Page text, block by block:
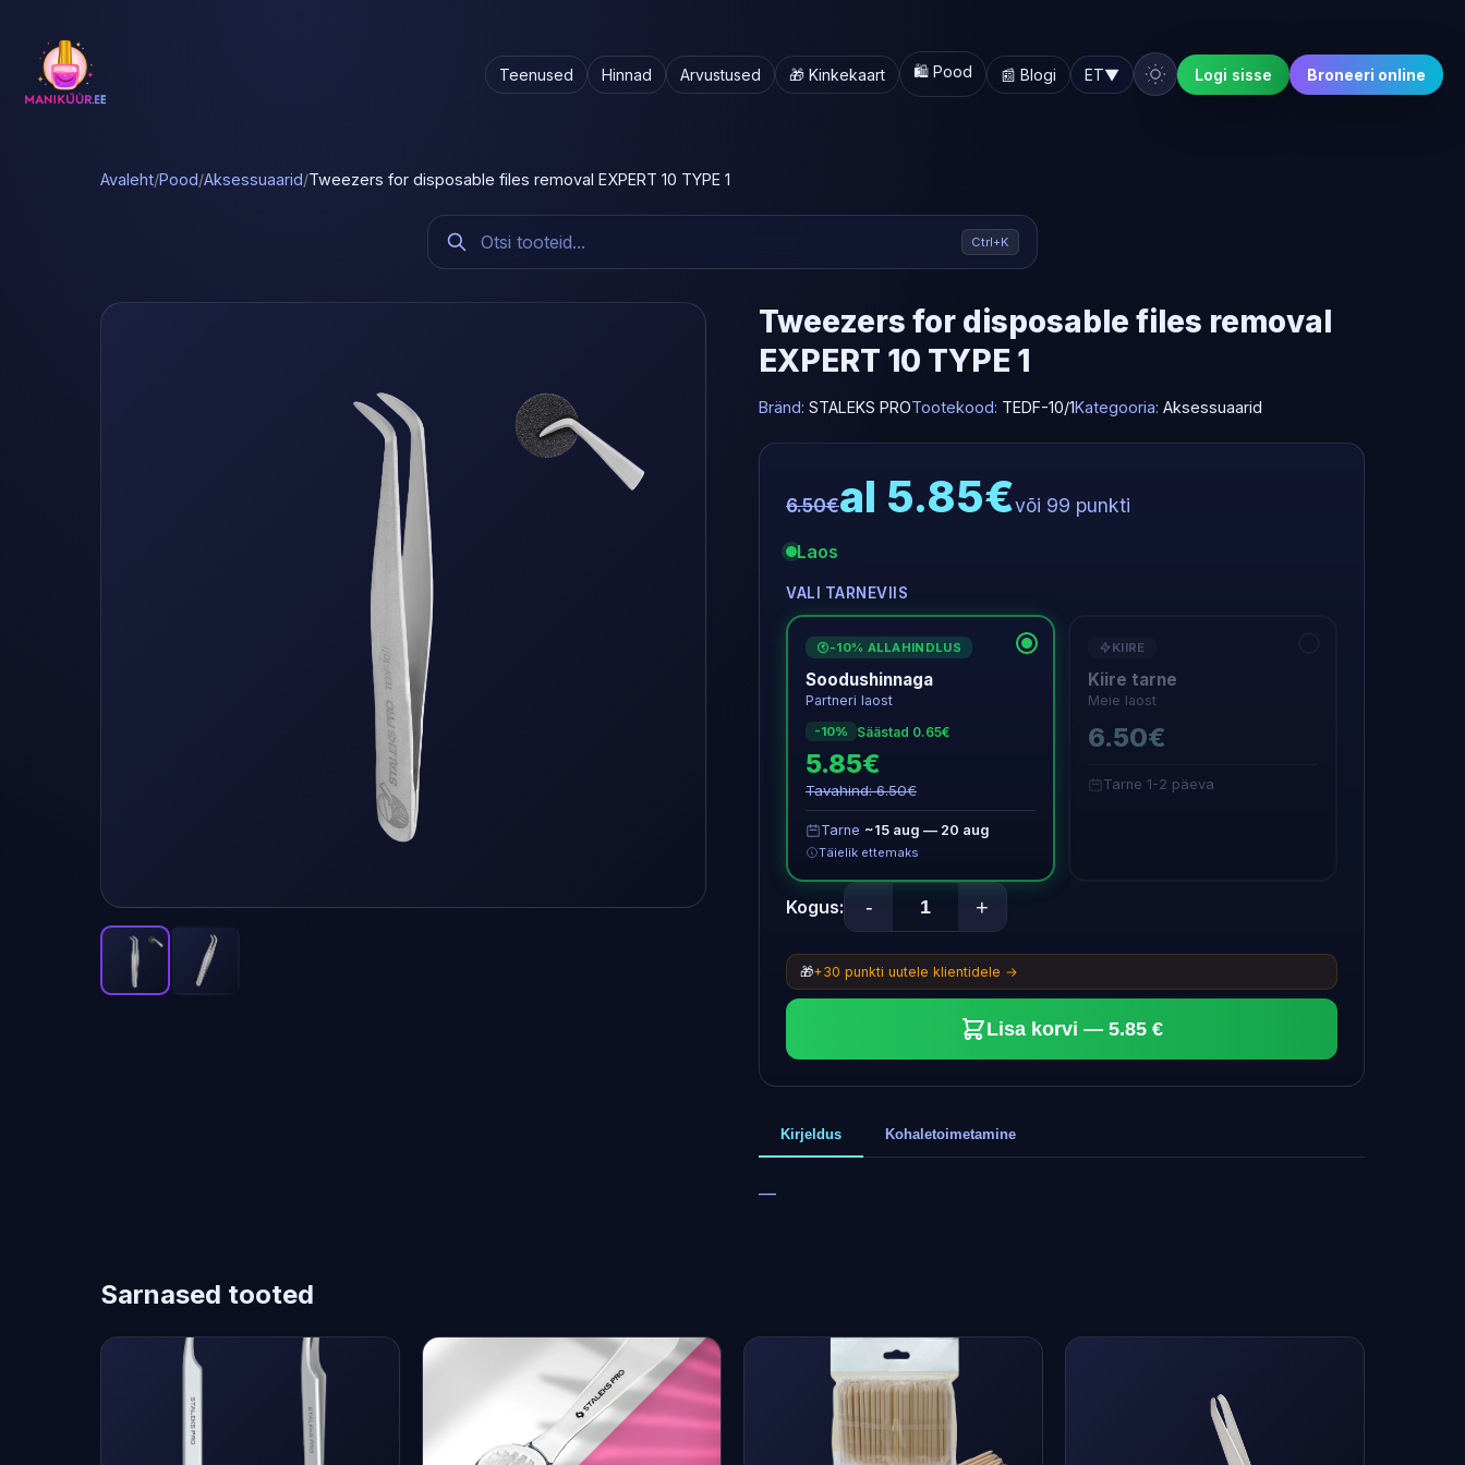
Teenused Hinnad Arvustused 🎁 Kinkekaart 🛍️ Pood 📰 Blogi ET▼ Logi sisse Broneeri online
Avaleht/Pood/Aksessuaarid/Tweezers for disposable files removal EXPERT 10 TYPE 1
Ctrl+K
Tweezers for disposable files removal
EXPERT 10 TYPE 1
Bränd: STALEKS PROTootekood: TEDF-10/1Kategooria: Aksessuaarid
6.50€al 5.85€või 99 punkti
Laos
VALI TARNEVIIS
€ -10% ALLAHINDLUS
Soodushinnaga
Partneri laost
-10% Säästad 0.65€
5.85€
Tavahind: 6.50€
Tarne ~15 aug — 20 aug
Täielik ettemaks
KIIRE
Kiire tarne
Meie laost
6.50€
Tarne 1-2 päeva
Kogus: - +
🎁+30 punkti uutele klientidele →
Lisa korvi — 5.85 €
Kirjeldus Kohaletoimetamine
—
Sarnased tooted